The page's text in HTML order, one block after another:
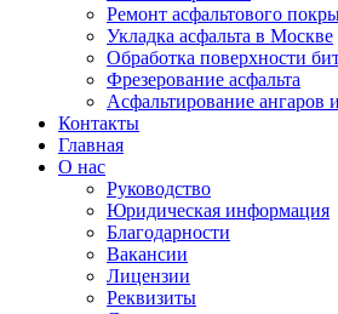
Ремонт асфальтового
Укладка асфальта в Москве
Обработка поверхности
Фрезерование асфальта
Асфальтирование ангаров
Контакты
Главная
О нас
Руководство
Юридическая информация
Благодарности
Вакансии
Лицензии
Реквизиты